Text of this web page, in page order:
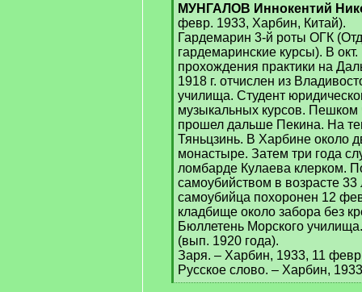
[
q
]
МУНГАЛОВ Иннокентий
февр. 1933, Харбин, Китай).
Гардемарин 3-й роты ОГК
гардемаринские курсы). В
прохождения практики на
1918 г. отчислен из
училища. Студент
музыкальных курсов. Пешком
прошел дальше Пекина. На
Тяньцзинь. В Харбине около
монастыре. Затем три года
ломбарде Кулаева клерком.
самоубийством в возрасте 33
самоубийца похоронен 12
кладбище около забора без
Бюллетень Морского
(вып. 1920 года).
Заря. – Харбин, 1933, 11
Русское слово. – Харбин,
[